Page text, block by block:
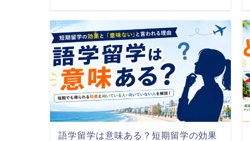
語学留学は意味ある？短期留学の効果